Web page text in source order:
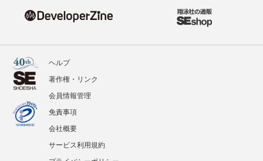
ヘルプ
著作権・リンク
会員情報管理
免責事項
会社概要
サービス利用規約